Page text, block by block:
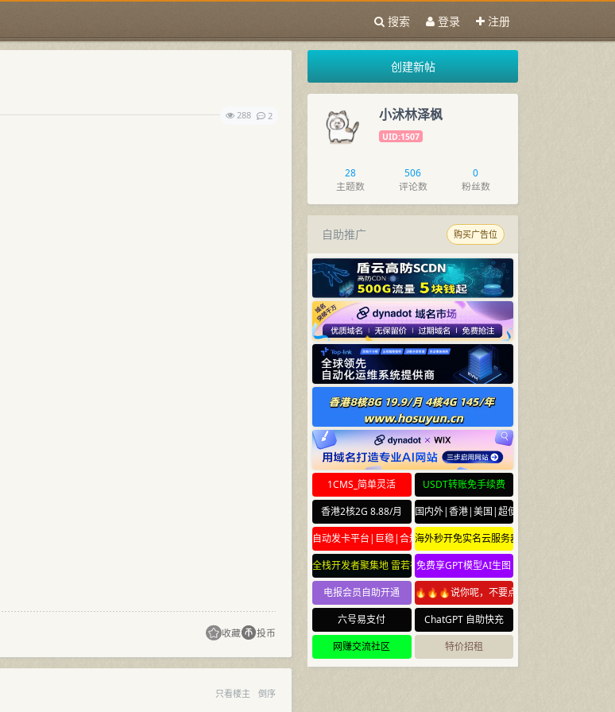
搜索 登录 注册
288
2
收藏 投币
只看楼主 倒序
创建新帖
小沭林泽枫
UID:1507
28
主题数
506
评论数
0
粉丝数
自助推广 购买广告位
1CMS_简单灵活
USDT转账免手续费
香港2核2G 8.88/月
国内外|香港|美国|超便宜云服务器
自动发卡平台|巨稳|合规海外秒开免实名云服务器
全栈开发者聚集地 雷若社区 leiruo.com
免费享GPT模型AI生图
电报会员自助开通
🔥🔥🔥说你呢，不要点🔥🔥🔥
六号易支付
ChatGPT 自助快充
网赚交流社区
特价招租